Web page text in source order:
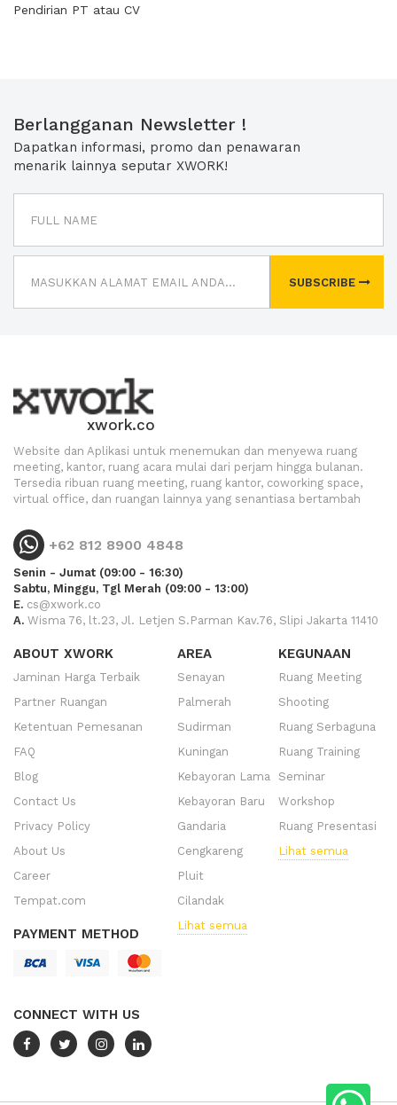
Pendirian PT atau CV
Berlangganan Newsletter !
Dapatkan informasi, promo dan penawaran
menarik lainnya seputar XWORK!
SUBSCRIBE
xwork.co
Website dan Aplikasi untuk menemukan dan menyewa ruang
meeting, kantor, ruang acara mulai dari perjam hingga bulanan.
Tersedia ribuan ruang meeting, ruang kantor, coworking space,
virtual office, dan ruangan lainnya yang senantiasa bertambah
+62 812 8900 4848
Senin - Jumat (09:00 - 16:30)
Sabtu, Minggu, Tgl Merah (09:00 - 13:00)
E. cs@xwork.co
A. Wisma 76, lt.23, Jl. Letjen S.Parman Kav.76, Slipi Jakarta 11410
ABOUT XWORK
Jaminan Harga Terbaik
Partner Ruangan
Ketentuan Pemesanan
FAQ
Blog
Contact Us
Privacy Policy
About Us
Career
Tempat.com
PAYMENT METHOD
CONNECT WITH US
AREA
Senayan
Palmerah
Sudirman
Kuningan
Kebayoran Lama
Kebayoran Baru
Gandaria
Cengkareng
Pluit
Cilandak
Lihat semua
KEGUNAAN
Ruang Meeting
Shooting
Ruang Serbaguna
Ruang Training
Seminar
Workshop
Ruang Presentasi
Lihat semua